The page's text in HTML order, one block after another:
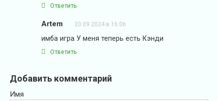
Ответить
Artem 20.09.2024 в 16:06
имба игра У меня теперь есть Кэнди
Ответить
Добавить комментарий
Имя